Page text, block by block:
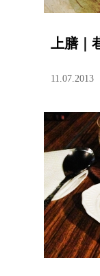
上膳｜
11.07.2013